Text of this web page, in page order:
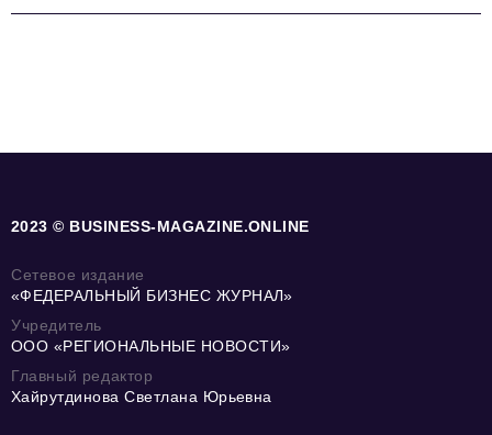
2023 © BUSINESS-MAGAZINE.ONLINE
Сетевое издание
«ФЕДЕРАЛЬНЫЙ БИЗНЕС ЖУРНАЛ»
Учредитель
ООО «РЕГИОНАЛЬНЫЕ НОВОСТИ»
Главный редактор
Хайрутдинова Светлана Юрьевна